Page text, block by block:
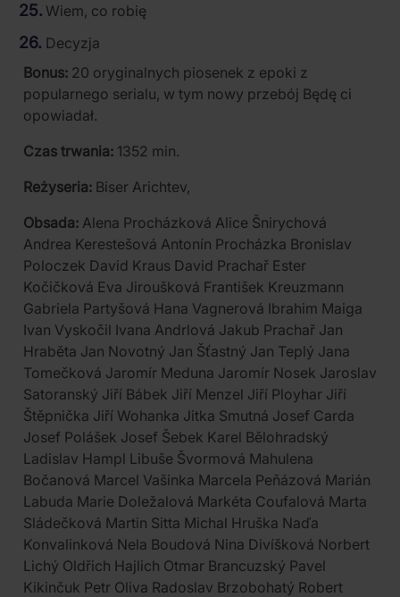
Wiem, co robię
Decyzja
Bonus: 20 oryginalnych piosenek z epoki z
popularnego serialu, w tym nowy przebój Będę ci
opowiadał.
Czas trwania: 1352 min.
Reżyseria: Biser Arichtev,
Obsada: Alena Procházková Alice Šnirychová
Andrea Kerestešová Antonín Procházka Bronislav
Poloczek David Kraus David Prachař Ester
Kočičková Eva Jiroušková František Kreuzmann
Gabriela Partyšová Hana Vagnerová Ibrahim Maiga
Ivan Vyskočil Ivana Andrlová Jakub Prachař Jan
Hraběta Jan Novotný Jan Šťastný Jan Teplý Jana
Tomečková Jaromír Meduna Jaromír Nosek Jaroslav
Satoranský Jiří Bábek Jiří Menzel Jiří Ployhar Jiří
Štěpnička Jiří Wohanka Jitka Smutná Josef Carda
Josef Polášek Josef Šebek Karel Bělohradský
Ladislav Hampl Libuše Švormová Mahulena
Bočanová Marcel Vašinka Marcela Peňázová Marián
Labuda Marie Doležalová Markéta Coufalová Marta
Sládečková Martin Sitta Michal Hruška Naďa
Konvalinková Nela Boudová Nina Divíšková Norbert
Lichý Oldřich Hajlich Otmar Brancuzský Pavel
Kikinčuk Petr Oliva Radoslav Brzobohatý Robert